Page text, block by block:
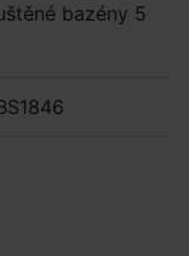
bazény 5